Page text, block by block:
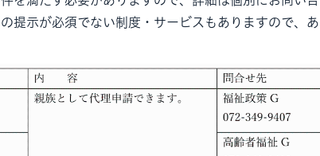
提示が必須でない制度・サービスもありますので、あ